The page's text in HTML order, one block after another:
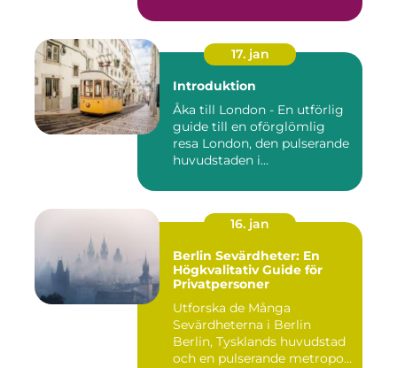
17. jan
Introduktion
Åka till London - En utförlig
guide till en oförglömlig
resa London, den pulserande
huvudstaden i...
16. jan
Berlin Sevärdheter: En
Högkvalitativ Guide för
Privatpersoner
Utforska de Många
Sevärdheterna i Berlin
Berlin, Tysklands huvudstad
och en pulserande metropol,